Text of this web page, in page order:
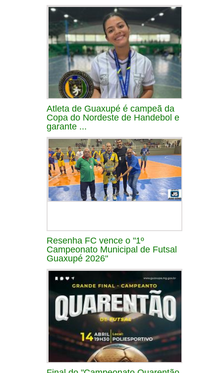
Atleta de Guaxupé é campeã da
Copa do Nordeste de Handebol e
garante ...
Resenha FC vence o "1º
Campeonato Municipal de Futsal
Guaxupé 2026"